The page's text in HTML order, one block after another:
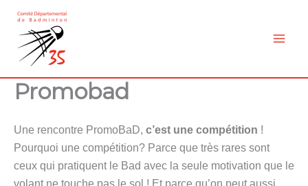
contenu
Promobad
Une rencontre PromoBaD, c’est une compétition !
Pourquoi une compétition? Parce que très rares sont
ceux qui pratiquent le Bad avec la seule motivation que le
volant ne touche pas le sol ! Et parce qu’on peut aussi